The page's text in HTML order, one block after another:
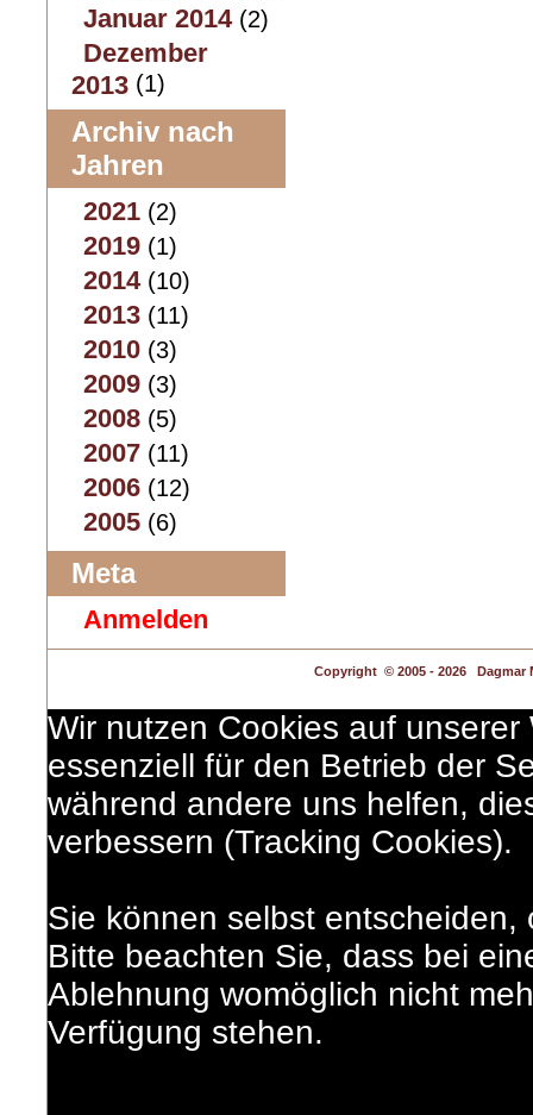
Januar 2014(2)
Dezember
2013 (1)
Archiv nach
Jahren
2021 (2)
2019 (1)
2014(10)
2013 (11)
2010 (3)
2009 (3)
2008 (5)
2007 (11)
2006 (12)
2005 (6)
Meta
Anmelden
Copyright © 2005 - 2026 Dagmar
Wir nutzen Cookies auf
essenziell für den Betrieb der
während andere uns helfen,
verbessern (Tracking Cookies).
Sie können selbst
Bitte beachten Sie, dass bei
Ablehnung womöglich nicht
Verfügung stehen.